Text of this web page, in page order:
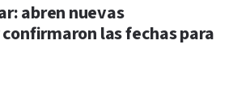
abren nuevas
las fechas para